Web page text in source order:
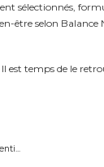
sélectionnés,
être selon
est temps de le